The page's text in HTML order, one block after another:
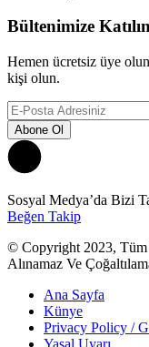
Bültenimize
Hemen ücretsiz üye
kişi olun.
Sosyal Medya’da Bizi
Beğen Takip
© Copyright 2023, Tüm
Alınamaz Ve
Ana Sayfa
Künye
Privacy Policy /
Yasal Uyarı